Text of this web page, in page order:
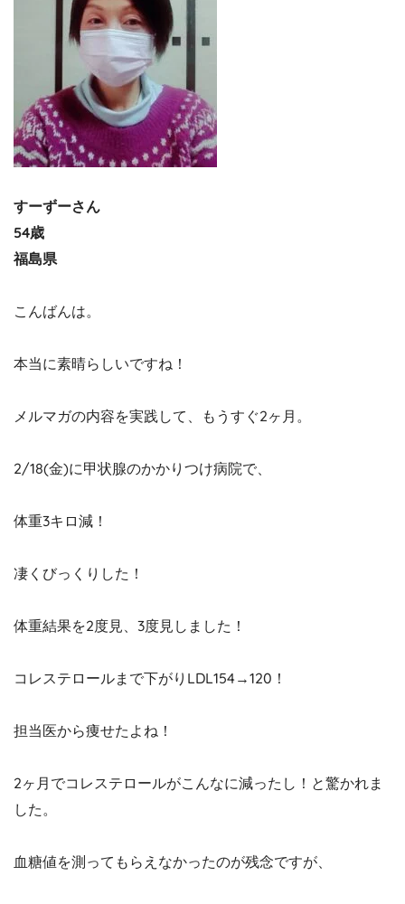
すーずーさん
54歳
福島県
こんばんは。
本当に素晴らしいですね！
メルマガの内容を実践して、もうすぐ2ヶ月。
2/18(金)に甲状腺のかかりつけ病院で、
体重3キロ減！
凄くびっくりした！
体重結果を2度見、3度見しました！
コレステロールまで下がりLDL154→120！
担当医から痩せたよね！
2ヶ月でコレステロールがこんなに減ったし！と驚かれま
した。
血糖値を測ってもらえなかったのが残念ですが、